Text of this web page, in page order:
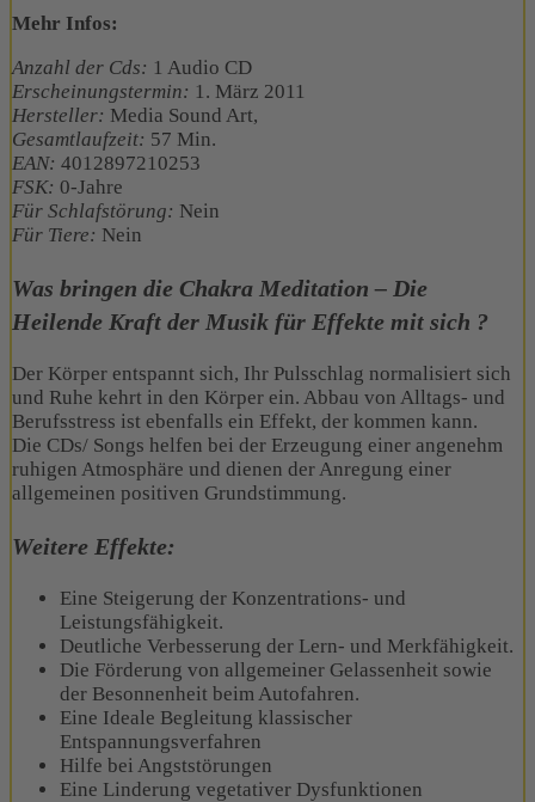
Mehr Infos:
Anzahl der Cds: 1 Audio CD
Erscheinungstermin: 1. März 2011
Hersteller: Media Sound Art,
Gesamtlaufzeit: 57 Min.
EAN: 4012897210253
FSK: 0-Jahre
Für Schlafstörung: Nein
Für Tiere: Nein
Was bringen die Chakra Meditation – Die
Heilende Kraft der Musik für Effekte mit sich ?
Der Körper entspannt sich, Ihr Pulsschlag normalisiert sich
und Ruhe kehrt in den Körper ein. Abbau von Alltags- und
Berufsstress ist ebenfalls ein Effekt, der kommen kann.
Die CDs/ Songs helfen bei der Erzeugung einer angenehm
ruhigen Atmosphäre und dienen der Anregung einer
allgemeinen positiven Grundstimmung.
Weitere Effekte:
Eine Steigerung der Konzentrations- und
Leistungsfähigkeit.
Deutliche Verbesserung der Lern- und Merkfähigkeit.
Die Förderung von allgemeiner Gelassenheit sowie
der Besonnenheit beim Autofahren.
Eine Ideale Begleitung klassischer
Entspannungsverfahren
Hilfe bei Angststörungen
Eine Linderung vegetativer Dysfunktionen